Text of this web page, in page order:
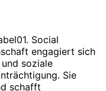
Social
engagiert sich
soziale
Sie
schafft